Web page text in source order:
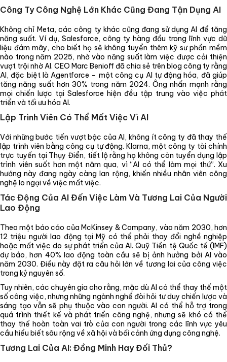
Công Ty Công Nghệ Lớn Khác Cũng Đang Tận Dụng AI
Không chỉ Meta, các công ty khác cũng đang sử dụng AI để tăng
năng suất. Ví dụ, Salesforce, công ty hàng đầu trong lĩnh vực dữ
liệu đám mây, cho biết họ sẽ không tuyển thêm kỹ sư phần mềm
nào trong năm 2025, nhờ vào năng suất làm việc được cải thiện
vượt trội nhờ AI. CEO Marc Benioff đã chia sẻ trên blog công ty rằng
AI, đặc biệt là Agentforce – một công cụ AI tự động hóa, đã giúp
tăng năng suất hơn 30% trong năm 2024. Ông nhấn mạnh rằng
mọi chiến lược tại Salesforce hiện đều tập trung vào việc phát
triển và tối ưu hóa AI.
Lập Trình Viên Có Thể Mất Việc Vì AI
Với những bước tiến vượt bậc của AI, không ít công ty đã thay thế
lập trình viên bằng công cụ tự động. Klarna, một công ty tài chính
trực tuyến tại Thụy Điển, tiết lộ rằng họ không còn tuyển dụng lập
trình viên suốt hơn một năm qua, vì “AI có thể làm mọi thứ”. Xu
hướng này đang ngày càng lan rộng, khiến nhiều nhân viên công
nghệ lo ngại về việc mất việc.
Tác Động Của AI Đến Việc Làm Và Tương Lai Của Người
Lao Động
Theo một báo cáo của McKinsey & Company, vào năm 2030, hơn
12 triệu người lao động tại Mỹ có thể phải thay đổi nghề nghiệp
hoặc mất việc do sự phát triển của AI. Quỹ Tiền tệ Quốc tế (IMF)
dự báo, hơn 40% lao động toàn cầu sẽ bị ảnh hưởng bởi AI vào
năm 2030. Điều này đặt ra câu hỏi lớn về tương lai của công việc
trong kỷ nguyên số.
Tuy nhiên, các chuyên gia cho rằng, mặc dù AI có thể thay thế một
số công việc, nhưng những ngành nghề đòi hỏi tư duy chiến lược và
sáng tạo vẫn sẽ phụ thuộc vào con người. AI có thể hỗ trợ trong
quá trình thiết kế và phát triển công nghệ, nhưng sẽ khó có thể
thay thế hoàn toàn vai trò của con người trong các lĩnh vực yêu
cầu hiểu biết sâu rộng về xã hội và bối cảnh ứng dụng công nghệ.
Tương Lai Của AI: Đồng Minh Hay Đối Thủ?